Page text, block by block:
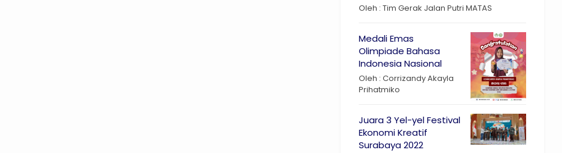
Oleh : Tim Gerak Jalan Putri MATAS
Medali Emas
Olimpiade Bahasa
Indonesia Nasional
Oleh : Corrizandy Akayla
Prihatmiko
Juara 3 Yel-yel Festival
Ekonomi Kreatif
Surabaya 2022